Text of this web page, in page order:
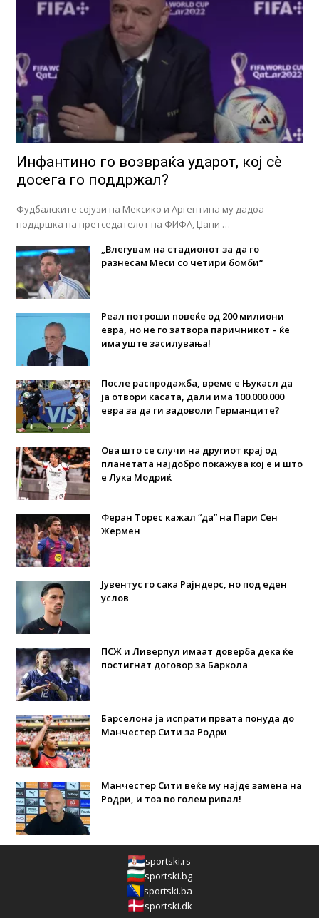
Инфантино го возвраќа ударот, кој сè
досега го поддржал?
Фудбалските сојузи на Мексико и Аргентина му дадоа
поддршка на претседателот на ФИФА, Џани …
„Влегувам на стадионот за да го
разнесам Меси со четири бомби“
Реал потроши повеќе од 200 милиони
евра, но не го затвора паричникот – ќе
има уште засилувања!
После распродажба, време е Њукасл да
ја отвори касата, дали има 100.000.000
евра за да ги задоволи Германците?
Ова што се случи на другиот крај од
планетата најдобро покажува кој е и што
е Лука Модриќ
Феран Торес кажал “да” на Пари Сен
Жермен
Јувентус го сака Рајндерс, но под еден
услов
ПСЖ и Ливерпул имаат доверба дека ќе
постигнат договор за Баркола
Барселона ја испрати првата понуда до
Манчестер Сити за Родри
Манчестер Сити веќе му најде замена на
Родри, и тоа во голем ривал!
sportski.rs
sportski.bg
sportski.ba
sportski.dk